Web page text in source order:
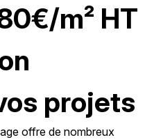
m² HT
projets
offre de nombreux